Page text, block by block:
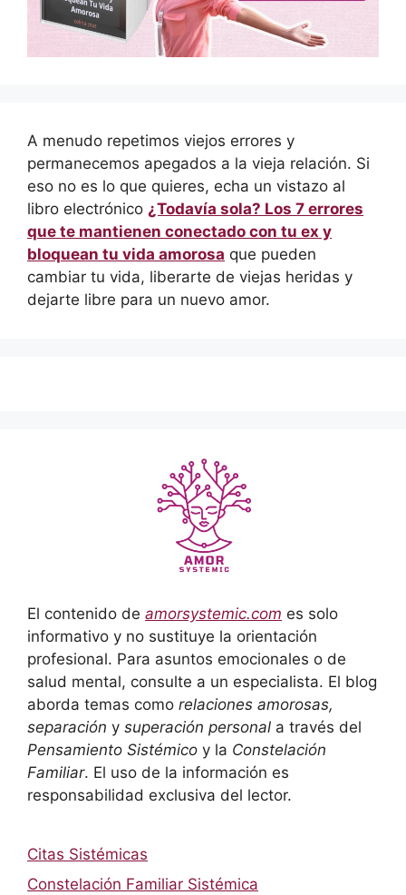
A menudo repetimos viejos errores y
permanecemos apegados a la vieja relación. Si
eso no es lo que quieres, echa un vistazo al
libro electrónico ¿Todavía sola? Los 7 errores
que te mantienen conectado con tu ex y
bloquean tu vida amorosa que pueden
cambiar tu vida, liberarte de viejas heridas y
dejarte libre para un nuevo amor.
El contenido de amorsystemic.com es solo
informativo y no sustituye la orientación
profesional. Para asuntos emocionales o de
salud mental, consulte a un especialista. El blog
aborda temas como relaciones amorosas,
separación y superación personal a través del
Pensamiento Sistémico y la Constelación
Familiar. El uso de la información es
responsabilidad exclusiva del lector.
Citas Sistémicas
Constelación Familiar Sistémica